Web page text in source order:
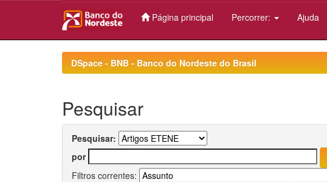
Página principal Percorrer: Ajuda
DSpace - BNB - Banco do Nordeste do Brasil
Pesquisar
Pesquisar:
por
Filtros correntes: